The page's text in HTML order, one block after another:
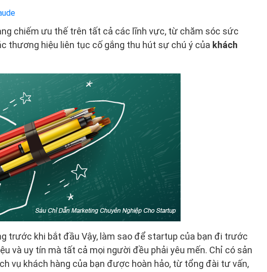
chiếm ưu thế trên tất cả các lĩnh vực, từ chăm sóc sức
thương hiệu liên tục cố gắng thu hút sự chú ý của khách
trước khi bắt đầu Vậy, làm sao để startup của bạn đi trước
và uy tín mà tất cả mọi người đều phải yêu mến. Chỉ có sản
vụ khách hàng của bạn được hoàn hảo, từ tổng đài tư vấn,